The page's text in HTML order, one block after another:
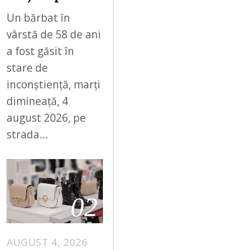
Un bărbat în
vârstă de 58 de ani
a fost găsit în
stare de
inconștiență, marți
dimineață, 4
august 2026, pe
strada…
02
AUGUST 4, 2026